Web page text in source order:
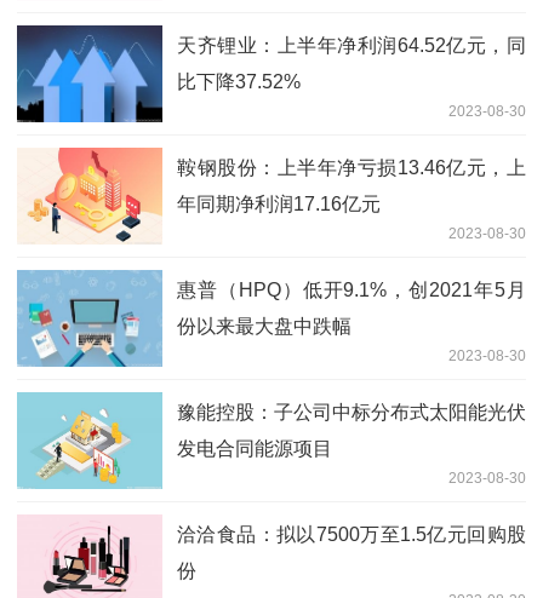
天齐锂业：上半年净利润64.52亿元，同
比下降37.52%
2023-08-30
鞍钢股份：上半年净亏损13.46亿元，上
年同期净利润17.16亿元
2023-08-30
惠普（HPQ）低开9.1%，创2021年5月
份以来最大盘中跌幅
2023-08-30
豫能控股：子公司中标分布式太阳能光伏
发电合同能源项目
2023-08-30
洽洽食品：拟以7500万至1.5亿元回购股
份